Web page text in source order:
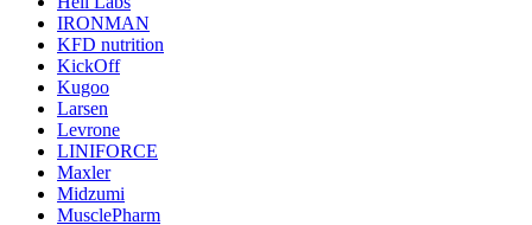
IRONMAN
KFD nutrition
KickOff
Kugoo
Larsen
Levrone
LINIFORCE
Maxler
Midzumi
MusclePharm